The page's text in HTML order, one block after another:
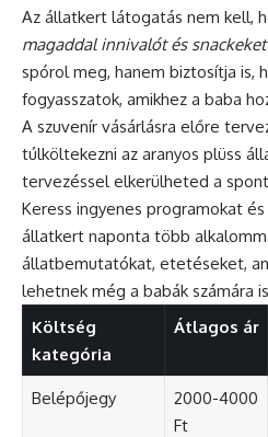
Az állatkert látogatás nem kell,
magaddal innivalót és snackeket
spórol meg, hanem biztosítja is,
fogyasszatok, amikhez a baba
A szuvenír vásárlásra előre
túlköltekezni az aranyos plüss
tervezéssel elkerülheted a
Keress ingyenes programokat
állatkert naponta több
állatbemutatókat, etetéseket,
lehetnek még a babák számára
Költség
kategória
Átlagos ár
Belépőjegy
2000-4000
Ft